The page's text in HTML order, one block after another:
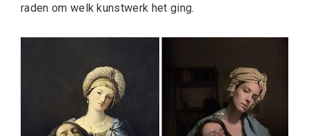
raden om welk kunstwerk het ging.